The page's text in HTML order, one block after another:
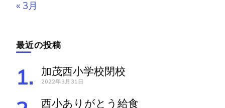
« 3月
最近の投稿
加茂西小学校閉校
2022年3月31日
西小ありがとう給食